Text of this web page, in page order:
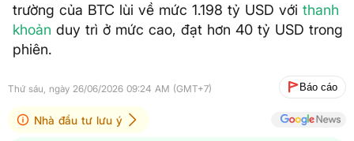
trường của BTC lùi về mức 1.198 tỷ USD với thanh
khoản duy trì ở mức cao, đạt hơn 40 tỷ USD trong
phiên.
Thứ sáu, ngày 26/06/2026 09:24 AM (GMT+7) Báo cáo
Nhà đầu tư lưu ý